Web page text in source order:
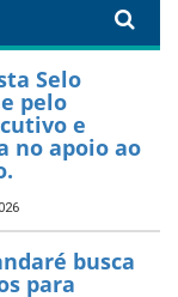
Blanc
de
(PAR)